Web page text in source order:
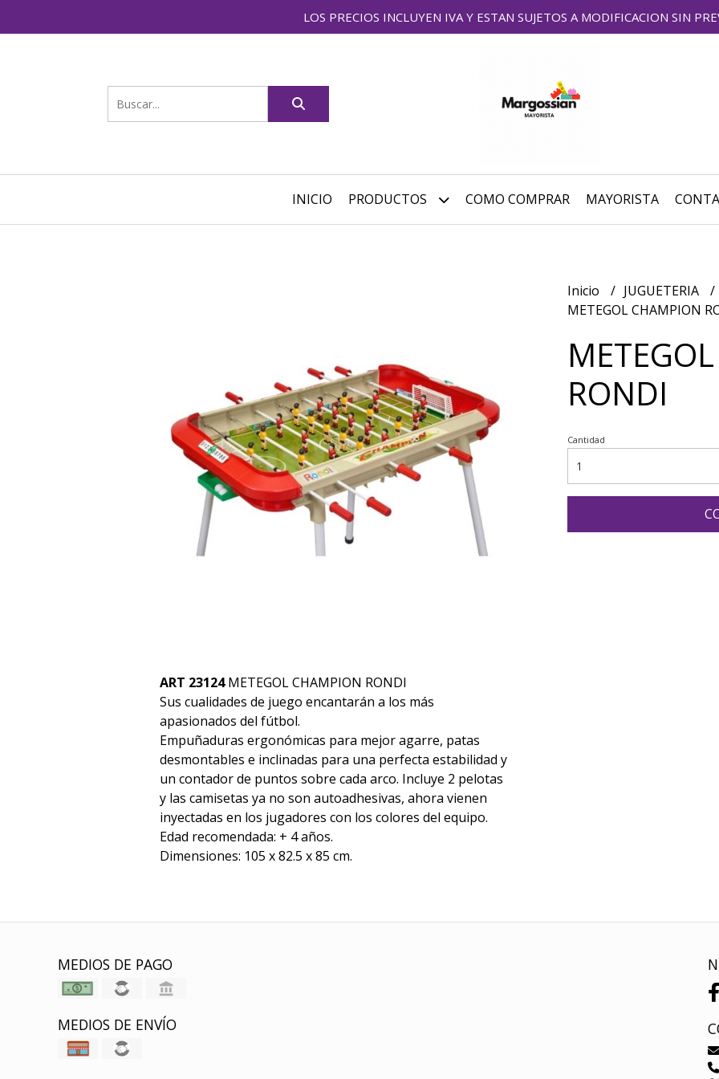
LOS PRECIOS INCLUYEN IVA Y ESTAN SUJETOS A MODIFICACION SIN
INICIO PRODUCTOS COMO COMPRAR MAYORISTA
ART 23124METEGOL CHAMPION RONDI
Sus cualidades de juego encantarán a los más
apasionados del fútbol.
Empuñaduras ergonómicas para mejor agarre, patas
desmontables e inclinadas para una perfecta estabilidad y
un contador de puntos sobre cada arco. Incluye 2 pelotas
y las camisetas ya no son autoadhesivas, ahora vienen
inyectadas en los jugadores con los colores del equipo.
Edad recomendada: + 4 años.
Dimensiones: 105 x 82.5 x 85 cm.
Inicio JUGUETERIA
METEGOL CHAMPION
RONDI
Cantidad
MEDIOS DE PAGO
MEDIOS DE ENVÍO